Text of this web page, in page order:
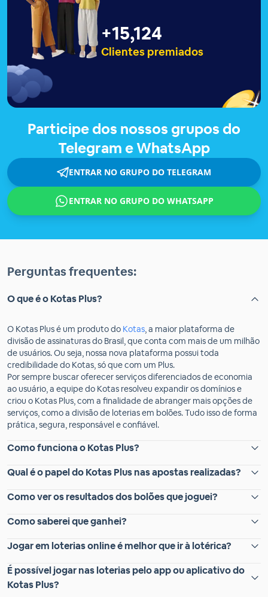
+15,129
Clientes premiados
Participe dos nossos grupos do
Telegram e WhatsApp
ENTRAR NO GRUPO DO TELEGRAM
ENTRAR NO GRUPO DO WHATSAPP
Perguntas frequentes:
O que é o Kotas Plus?
O Kotas Plus é um produto do Kotas, a maior plataforma de
divisão de assinaturas do Brasil, que conta com mais de um milhão
de usuários. Ou seja, nossa nova plataforma possui toda
credibilidade do Kotas, só que com um Plus.
Por sempre buscar oferecer serviços diferenciados de economia
ao usuário, a equipe do Kotas resolveu expandir os domínios e
criou o Kotas Plus, com a finalidade de abranger mais opções de
serviços, como a divisão de loterias em bolões. Tudo isso de forma
prática, segura, responsável e confiável.
Como funciona o Kotas Plus?
Qual é o papel do Kotas Plus nas apostas realizadas?
Como ver os resultados dos bolões que joguei?
Como saberei que ganhei?
Jogar em loterias online é melhor que ir à lotérica?
É possível jogar nas loterias pelo app ou aplicativo do
Kotas Plus?